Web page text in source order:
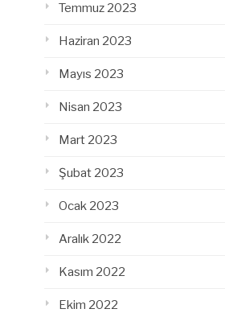
Temmuz 2023
Haziran 2023
Mayıs 2023
Nisan 2023
Mart 2023
Şubat 2023
Ocak 2023
Aralık 2022
Kasım 2022
Ekim 2022